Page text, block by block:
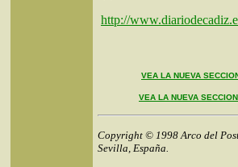
http://
VEA LA NUEVA
VEA LA NUEVA
Copyright © 1998 Arco del
Sevilla, España.